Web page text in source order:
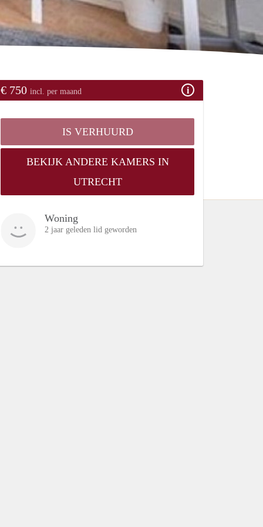
€ 750 incl. per maand
IS VERHUURD
BEKIJK ANDERE KAMERS IN
UTRECHT
Woning
2 jaar geleden lid geworden